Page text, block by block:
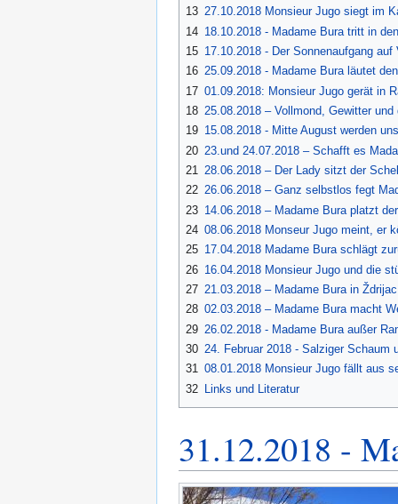
13 27.10.2018 Monsieur Jugo siegt im
14 18.10.2018 - Madame Bura tritt in
15 17.10.2018 - Der Sonnenaufgang
16 25.09.2018 - Madame Bura läutet
17 01.09.2018: Monsieur Jugo gerät in
18 25.08.2018 – Vollmond, Gewitter und
19 15.08.2018 - Mitte August werden
20 23.und 24.07.2018 – Schafft es
21 28.06.2018 – Der Lady sitzt der
22 26.06.2018 – Ganz selbstlos fegt
23 14.06.2018 – Madame Bura platzt
24 08.06.2018 Monseur Jugo meint, er
25 17.04.2018 Madame Bura schlägt
26 16.04.2018 Monsieur Jugo und die
27 21.03.2018 – Madame Bura in
28 02.03.2018 – Madame Bura macht
29 26.02.2018 - Madame Bura außer
30 24. Februar 2018 - Salziger Schaum
31 08.01.2018 Monsieur Jugo fällt aus
32 Links und Literatur
31.12.2018 -